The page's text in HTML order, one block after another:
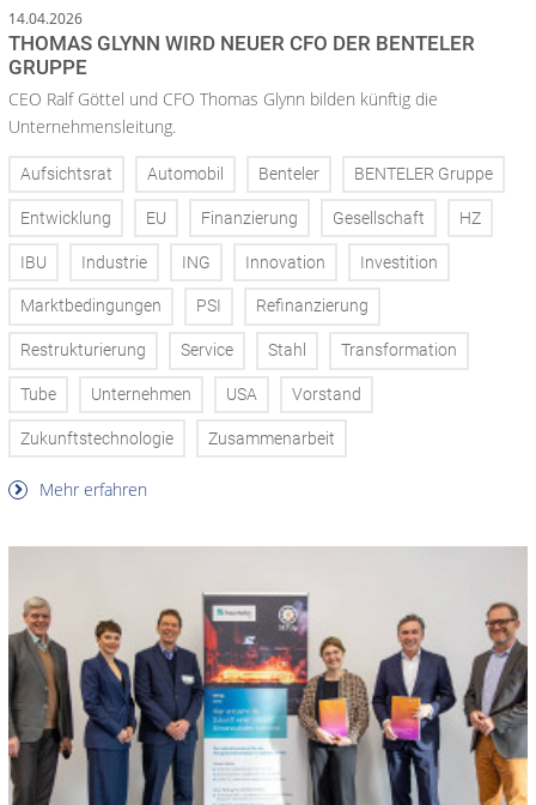
14.04.2026
THOMAS GLYNN WIRD NEUER CFO DER BENTELER
GRUPPE
CEO Ralf Göttel und CFO Thomas Glynn bilden künftig die
Unternehmensleitung.
Aufsichtsrat Automobil Benteler BENTELER Gruppe
Entwicklung EU Finanzierung Gesellschaft HZ
IBU Industrie ING Innovation Investition
Marktbedingungen PSI Refinanzierung
Restrukturierung Service Stahl Transformation
Tube Unternehmen USA Vorstand
Zukunftstechnologie Zusammenarbeit
Mehr erfahren